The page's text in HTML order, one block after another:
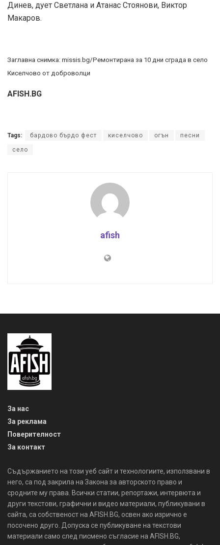
Динев, дует Светлана и Атанас Стоянови, Виктор
Макаров.
Заглавна снимка: missis.bg/Ремонтирана за 10 дни сграда в село
Киселчово от доброволци
AFISH.BG
Tags: бардово бърдо фест киселчово огън песни
село
afish
За нас
За реклама
Поверителност
За контакт
Съдържанието на този уеб сайт и технологиите, използвани в
него, са под закрила на Закона за авторското право и
сродните му права. Всички статии, репортажи, интервюта и
други текстови, графични и видео материали, публикувани в
сайта, са собственост на AFISH.BG, освен ако изрично е
посочено друго. Допуска се публикуване на текстови
материали само след писмено съгласие на AFISH.BG,